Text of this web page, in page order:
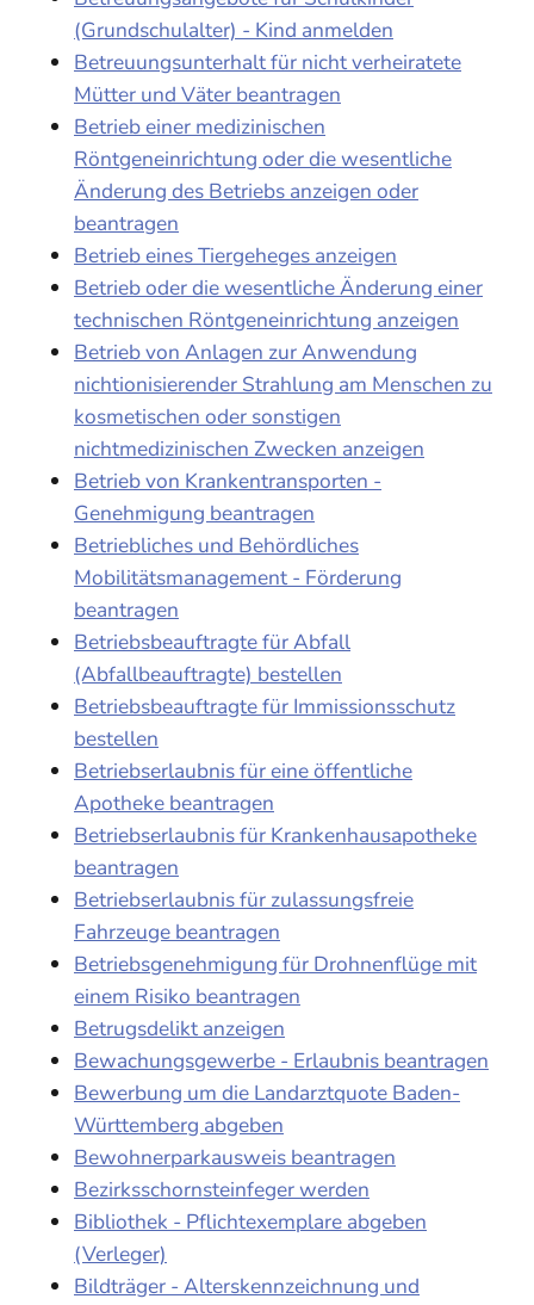
(Grundschulalter) - Kind anmelden
Betreuungsunterhalt für nicht verheiratete
Mütter und Väter beantragen
Betrieb einer medizinischen
Röntgeneinrichtung oder die wesentliche
Änderung des Betriebs anzeigen oder
beantragen
Betrieb eines Tiergeheges anzeigen
Betrieb oder die wesentliche Änderung einer
technischen Röntgeneinrichtung anzeigen
Betrieb von Anlagen zur Anwendung
nichtionisierender Strahlung am Menschen zu
kosmetischen oder sonstigen
nichtmedizinischen Zwecken anzeigen
Betrieb von Krankentransporten -
Genehmigung beantragen
Betriebliches und Behördliches
Mobilitätsmanagement - Förderung
beantragen
Betriebsbeauftragte für Abfall
(Abfallbeauftragte) bestellen
Betriebsbeauftragte für Immissionsschutz
bestellen
Betriebserlaubnis für eine öffentliche
Apotheke beantragen
Betriebserlaubnis für Krankenhausapotheke
beantragen
Betriebserlaubnis für zulassungsfreie
Fahrzeuge beantragen
Betriebsgenehmigung für Drohnenflüge mit
einem Risiko beantragen
Betrugsdelikt anzeigen
Bewachungsgewerbe - Erlaubnis beantragen
Bewerbung um die Landarztquote Baden-
Württemberg abgeben
Bewohnerparkausweis beantragen
Bezirksschornsteinfeger werden
Bibliothek - Pflichtexemplare abgeben
(Verleger)
Bildträger - Alterskennzeichnung und